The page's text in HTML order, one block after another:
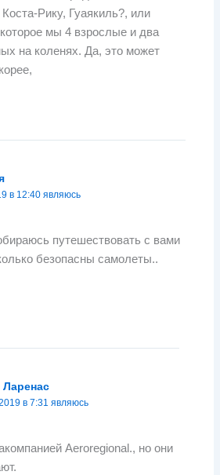
Рику, Гуаякиль?, или
мы 4 взрослые и два
на коленях. Да, это может
в 12:40 являюсь
путешествовать с вами
безопасны самолеты..
Ларенас
в 7:31 являюсь
Aeroregional., но они